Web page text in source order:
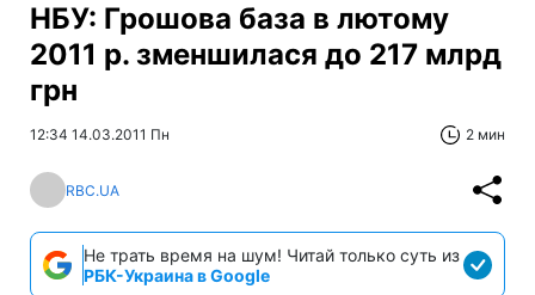
НБУ: Грошова база в лютому
2011 р. зменшилася до 217 млрд
грн
12:34 14.03.2011 Пн 2 мин
RBC.UA
Не трать время на шум! Читай только суть из
РБК-Украина в Google